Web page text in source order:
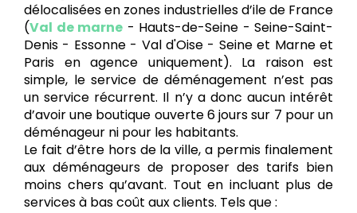
délocalisées en zones industrielles d’ile de France
(Val de marne - Hauts-de-Seine - Seine-Saint-
Denis - Essonne - Val d'Oise - Seine et Marne et
Paris en agence uniquement). La raison est
simple, le service de déménagement n’est pas
un service récurrent. Il n’y a donc aucun intérêt
d’avoir une boutique ouverte 6 jours sur 7 pour un
déménageur ni pour les habitants.
Le fait d’être hors de la ville, a permis finalement
aux déménageurs de proposer des tarifs bien
moins chers qu’avant. Tout en incluant plus de
services à bas coût aux clients. Tels que :